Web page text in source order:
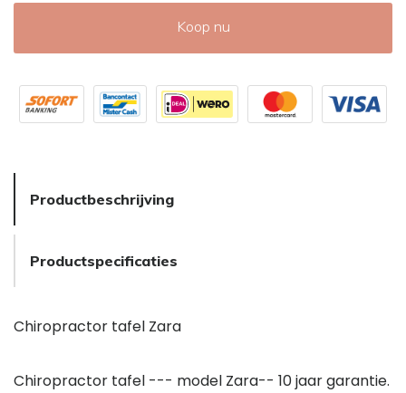
Koop nu
Productbeschrijving
Productspecificaties
Chiropractor tafel Zara
Chiropractor tafel --- model Zara-- 10 jaar garantie.